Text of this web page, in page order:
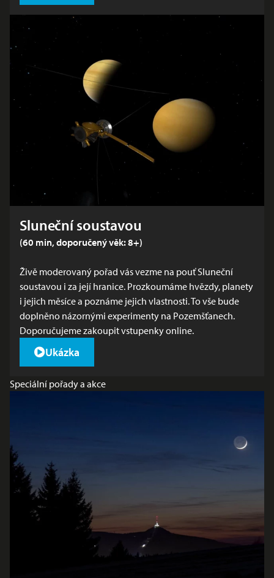
Sluneční soustavou
(60 min, doporučený věk: 8+)
Živě moderovaný pořad vás vezme na pouť Sluneční
soustavou i za její hranice. Prozkoumáme hvězdy, planety
i jejich měsíce a poznáme jejich vlastnosti. To vše bude
doplněno názornými experimenty na Pozemšťanech.
Doporučujeme zakoupitvstupenky online.
Ukázka
Speciální pořady a akce